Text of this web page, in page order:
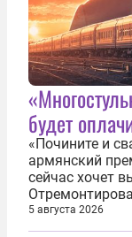
будет
«Почините и
армянский
сейчас хочет
прохождения
5 августа 2026